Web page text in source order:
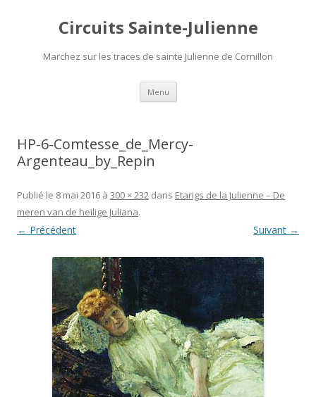
Circuits Sainte-Julienne
Marchez sur les traces de sainte Julienne de Cornillon
Menu Aller
contenu
HP-6-Comtesse_de_Mercy-
Argenteau_by_Repin
Publié le 8 mai 2016 à 300 × 232 dans Etangs de la Julienne – De
meren van de heilige Juliana.
← Précédent Suivant →